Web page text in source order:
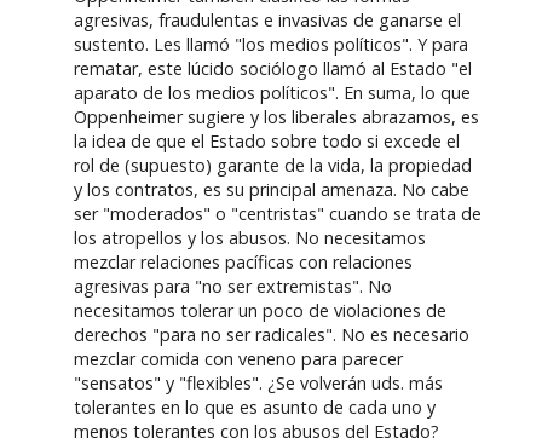
agresivas, fraudulentas e invasivas de ganarse el
sustento. Les llamó "los medios políticos". Y para
rematar, este lúcido sociólogo llamó al Estado "el
aparato de los medios políticos". En suma, lo que
Oppenheimer sugiere y los liberales abrazamos, es
la idea de que el Estado sobre todo si excede el
rol de (supuesto) garante de la vida, la propiedad
y los contratos, es su principal amenaza. No cabe
ser "moderados" o "centristas" cuando se trata de
los atropellos y los abusos. No necesitamos
mezclar relaciones pacíficas con relaciones
agresivas para "no ser extremistas". No
necesitamos tolerar un poco de violaciones de
derechos "para no ser radicales". No es necesario
mezclar comida con veneno para parecer
"sensatos" y "flexibles". ¿Se volverán uds. más
tolerantes en lo que es asunto de cada uno y
menos tolerantes con los abusos del Estado?